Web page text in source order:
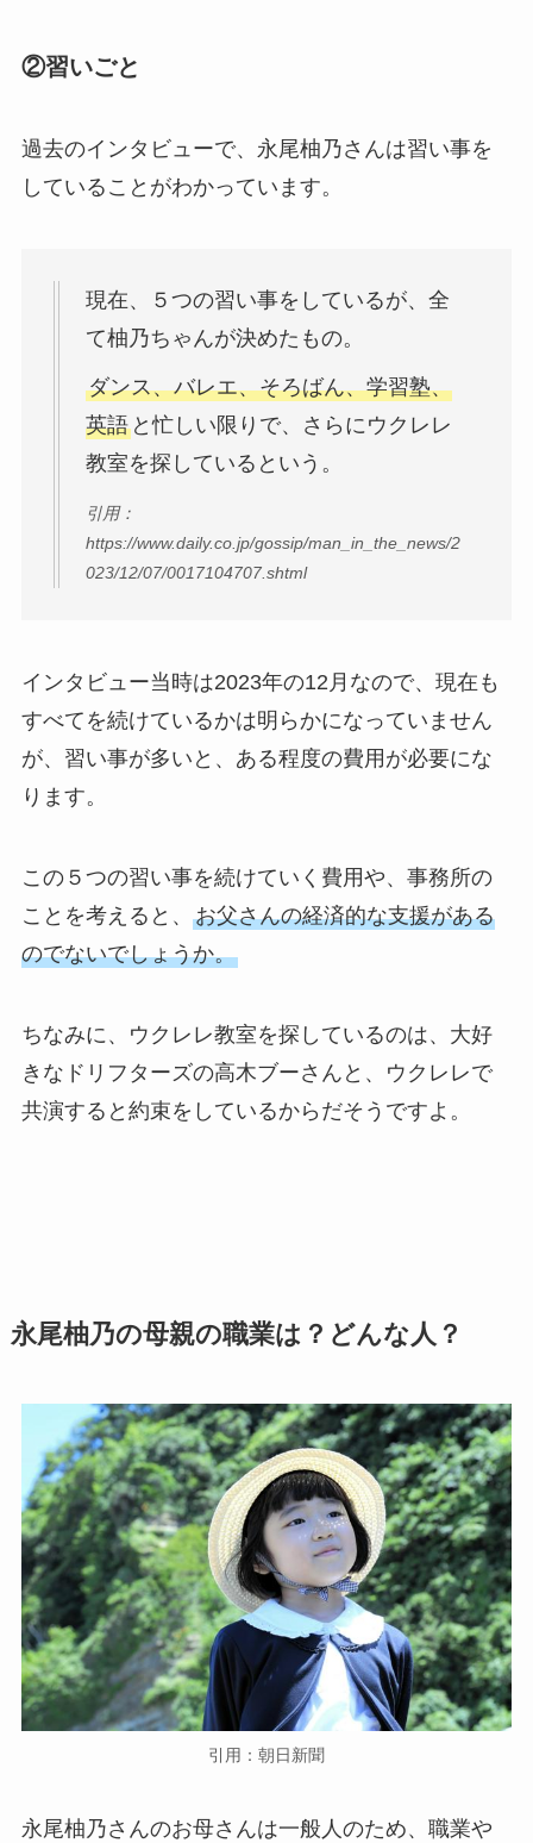
②習いごと
過去のインタビューで、永尾柚乃さんは習い事を
していることがわかっています。
現在、５つの習い事をしているが、全
て柚乃ちゃんが決めたもの。
ダンス、バレエ、そろばん、学習塾、
英語と忙しい限りで、さらにウクレレ
教室を探しているという。
引用：
https://www.daily.co.jp/gossip/man_in_the_news/2
023/12/07/0017104707.shtml
インタビュー当時は2023年の12月なので、現在も
すべてを続けているかは明らかになっていません
が、習い事が多いと、ある程度の費用が必要にな
ります。
この５つの習い事を続けていく費用や、事務所の
ことを考えると、 お父さんの経済的な支援がある
のでないでしょうか。
ちなみに、ウクレレ教室を探しているのは、大好
きなドリフターズの高木ブーさんと、ウクレレで
共演すると約束をしているからだそうですよ。
永尾柚乃の母親の職業は？どんな人？
引用：朝日新聞
永尾柚乃さんのお母さんは一般人のため、職業や